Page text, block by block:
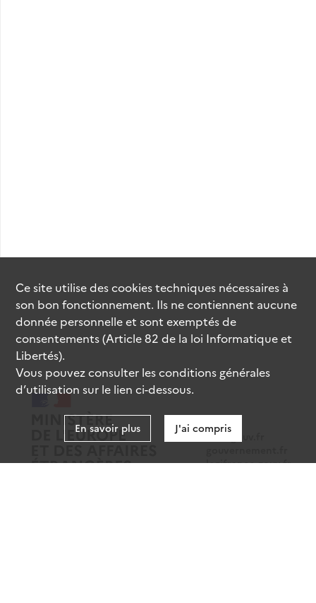
data.gouv.fr
legifrance.gouv.fr
Ce site utilise descookiestechniques nécessaires à
son bon fonctionnement. Ils ne contiennent aucune
donnée personnelle et sont exemptés de
consentements (Article 82 de la loi Informatique et
Libertés).
Vous pouvez consulter les conditions générales
d’utilisation sur le lien ci-dessous.
En savoir plus J'ai compris